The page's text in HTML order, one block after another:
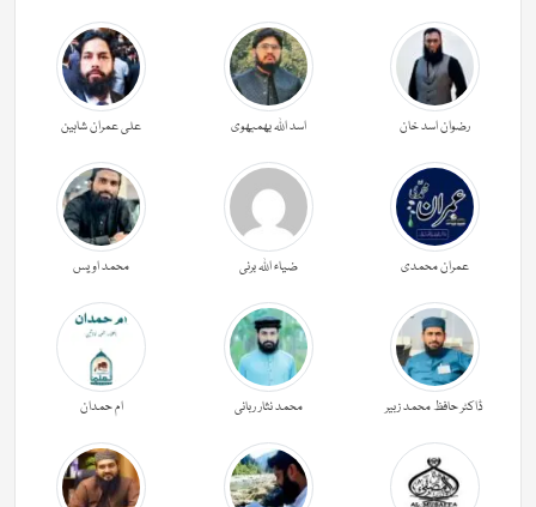
رضوان اسد خان اسد اللہ بھمبھوی علی عمران شاہین
عمران محمدی ضیاء اللہ برنی محمد اویس
ڈاکٹر حافظ محمد زبیر محمد نثار ربانی ام حمدان